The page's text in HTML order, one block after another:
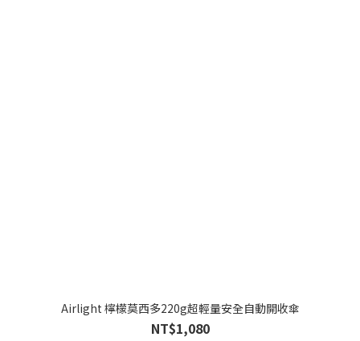
Airlight 檸檬莫西多220g超輕量安全自動開收傘
NT$1,080